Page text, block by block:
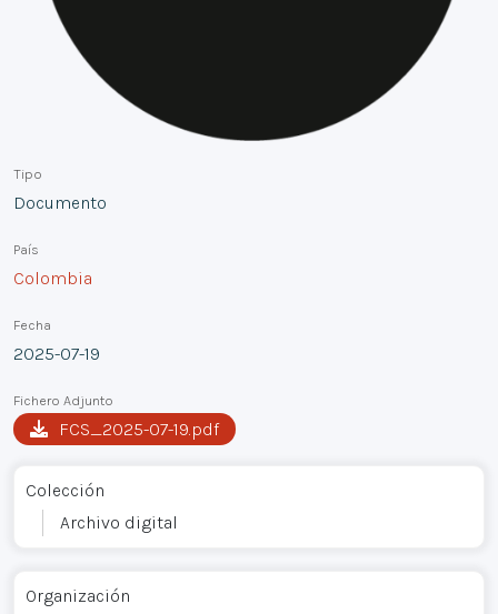
Tipo
Documento
País
Colombia
Fecha
2025-07-19
Fichero Adjunto
FCS_2025-07-19.pdf
Colección
Archivo digital
Organización